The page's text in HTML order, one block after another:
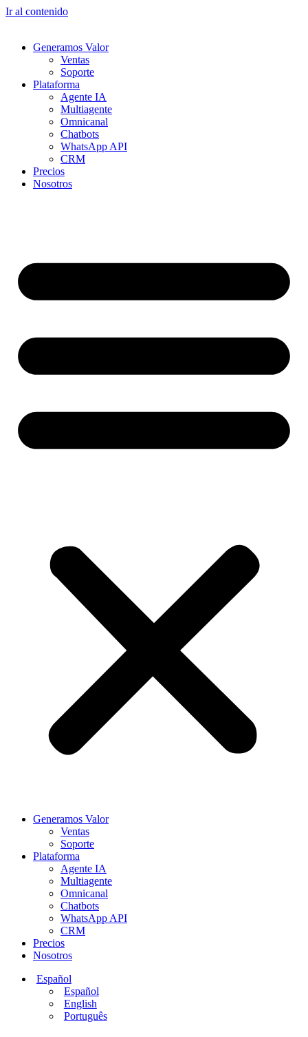
Ir al contenido
Generamos Valor
Ventas
Soporte
Plataforma
Agente IA
Multiagente
Omnicanal
Chatbots
WhatsApp API
CRM
Precios
Nosotros
Generamos Valor
Ventas
Soporte
Plataforma
Agente IA
Multiagente
Omnicanal
Chatbots
WhatsApp API
CRM
Precios
Nosotros
Español
Español
English
Português